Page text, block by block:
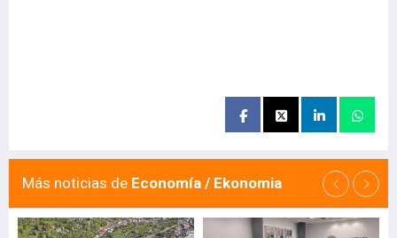
Más noticias de Economía / Ekonomia